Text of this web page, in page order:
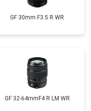
GF 30mm F3.5 R WR
GF 32-64mmF4 R LM WR